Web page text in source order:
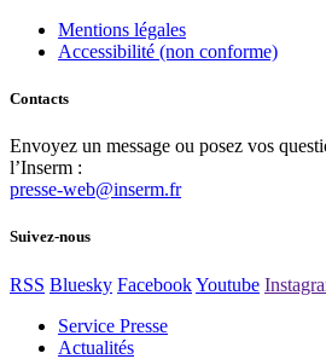
Mentions légales
Accessibilité (non conforme)
Contacts
Envoyez un message ou posez vos
l’Inserm :
presse-web@inserm.fr
Suivez-nous
RSS Bluesky FacebookYoutube
Service Presse
Actualités